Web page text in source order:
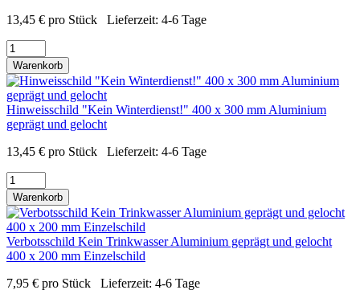
13,45 € pro Stück Lieferzeit: 4-6 Tage
Warenkorb
Hinweisschild "Kein Winterdienst!" 400 x 300 mm Aluminium
geprägt und gelocht
13,45 € pro Stück Lieferzeit: 4-6 Tage
Warenkorb
Verbotsschild Kein Trinkwasser Aluminium geprägt und gelocht
400 x 200 mm Einzelschild
7,95 € pro Stück Lieferzeit: 4-6 Tage